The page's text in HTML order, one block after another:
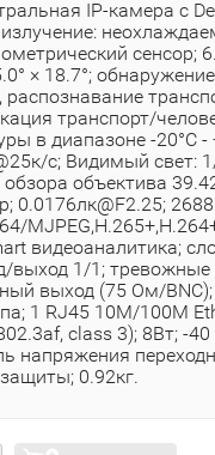
IP-камера с
сенсор;
× 18.7°;
транспорт/
в диапазоне -20°C -
с; Видимый свет:
объектива
0.0176лк@F2.25;
видеоаналитика;
выход 1/1;
выход (75 Ом/
1 RJ45 10M/100M
class 3); 8Вт; -40
напряжения
0.92кг.